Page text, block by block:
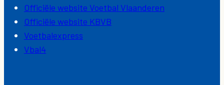
Officiële website Voetbal Vlaanderen
Officiële website KBVB
Voetbalexpress
Vbal4